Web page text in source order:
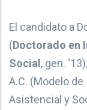
El candidato a
(Doctorado en
Social, gen.
A.C. (Modelo
Asistencial y